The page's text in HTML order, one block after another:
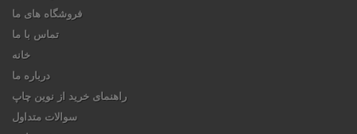
فروشگاه های ما
تماس با ما
خانه
درباره ما
راهنمای خرید از نوین چاپ
سوالات متداول